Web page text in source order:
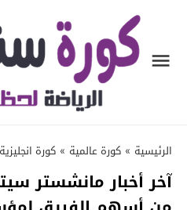
الرئيسية » كورة عالمية » كورة انجليزية